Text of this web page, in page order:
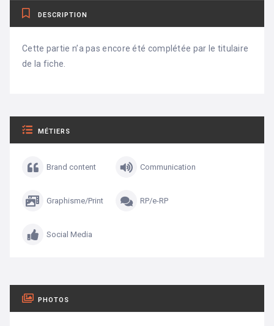
DESCRIPTION
Cette partie n’a pas encore été complétée par le titulaire
de la fiche.
MÉTIERS
Brand content Communication
Graphisme/Print RP/e-RP
Social Media
PHOTOS